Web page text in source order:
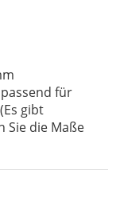
für
gibt
Sie die Maße